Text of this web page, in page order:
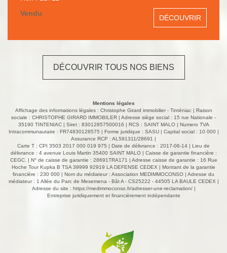
profitez d'un grand terrain actuellement aménagé en
d'un salon-séjour avec une cheminée insert, un salon,
une arrière cuisine, une chambre et une salle d'eau avec
supplémentaire. Vous avez des dépendances attenantes
à la maison avec grenier au-dessus. Un garage est
seront parfaits pour un atelier. Des travaux sont à prévoir.
« Logement à consommation énergétique excessive :
classe G » . Montant estimé des dépenses annuelles
d'énergie pour un usage standard : entre 1 040 € et 1 450
€ par an. Les informations sur les risques auxquels ce
bien est exposé sont disponibles sur le site Géorisques
http://www.georisques.gouv.fr A VISITER en
EXCLUSIVITE avec vos agences CHRISTOPHE GIRARD
IMMOBILIER de TINTENIAC (35190), EVRAN (22630) ,
MINIAC MORVAN (35540) et PLELAN LE PETIT (22980).
Vendu
DÉCOUVRIR
DÉCOUVRIR TOUS NOS BIENS
Mentions légales
Affichage des informations légales : Christophe Girard immobilier - Tinténiac | Raison
sociale : CHRISTOPHE GIRARD IMMOBILER | Adresse siège social : 15 rue Nationale -
35190 TINTENIAC | Siret : 83012857500016 | RCS : SAINT MALO | Numero TVA
Intracommunautaire : FR74830128575 | Forme juridique : SASU | Capital social : 10 000 |
Assurance RCP : AL591311/28691 |
Carte T : CPI 3503 2017 000 019 975 | Date de délivrance : 2017-06-14 | Lieu de
délivrance : 4 avenue Louis Martin 35400 SAINT MALO | Caisse de garantie financière :
CEGC. | N° de caisse de garantie : 28691TRA171 | Adresse caisse de garantie : 16 Rue
Hoche Tour Kupka B TSA 39999 92919 LA DEFENSE CEDEX | Montant de la garantie
financière : 230 000 | Nom du médiateur : Association MEDIMMOCONSO | Adresse du
médiateur : 1 Allée du Parc de Mesemena - Bât A - CS25222 - 44505 LA BAULE CEDEX |
Adresse du site : https://medimmoconso.fr/adresser-une-reclamation/|
Entreprise juridiquement et financièrement indépendante